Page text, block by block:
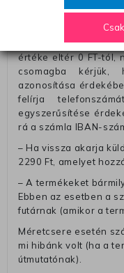
A pénz
Öntől a terméket/
elküldheti. Olyan
értéke eltér 0 FT-tól,
csomagba kérjük,
azonosítása
felírja
egyszerűsítése
rá a számla IBAN-
– Ha vissza akarja
2290 Ft, amelyet
– A termékeket
Ebben az esetben a
futárnak (amikor a
Méretcsere esetén
mi hibánk volt (ha a
útmutatónak).